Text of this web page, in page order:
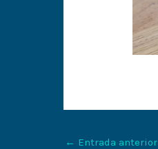
← Entrada anterior